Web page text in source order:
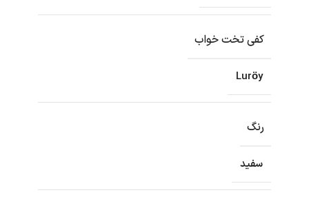
کفی تخت خواب
Luröy
رنگ
سفید